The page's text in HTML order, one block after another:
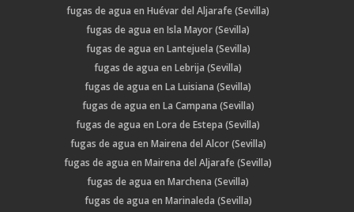
fugas de agua en Huévar del Aljarafe (Sevilla)
fugas de agua en Isla Mayor (Sevilla)
fugas de agua en Lantejuela (Sevilla)
fugas de agua en Lebrija (Sevilla)
fugas de agua en La Luisiana (Sevilla)
fugas de agua en La Campana (Sevilla)
fugas de agua en Lora de Estepa (Sevilla)
fugas de agua en Mairena del Alcor (Sevilla)
fugas de agua en Mairena del Aljarafe (Sevilla)
fugas de agua en Marchena (Sevilla)
fugas de agua en Marinaleda (Sevilla)